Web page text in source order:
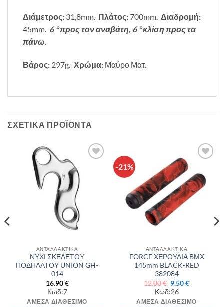
Διάμετρος: 31,8mm. Πλάτος: 700mm. Διαδρομή:
45mm. 6 ° προς τον αναβάτη, 6 ° κλίση προς τα
πάνω.
Βάρος: 297g. Χρώμα: Μαύρο Ματ.
ΣΧΕΤΙΚΆ ΠΡΟΪΌΝΤΑ
Πρόσθήκη
στην λίστα
επιθυμιών
ΑΝΤΑΛΛΑΚΤΙΚΑ
ΝΥΧΙ ΣΚΕΛΕΤΟΥ
ΠΟΔΗΛΑΤΟΥ UNION GH-
014
16.90€
Κωδ:7
ΆΜΕΣΑ ΔΙΑΘΈΣΙΜΟ
-21%
Πρόσθήκη
στην λίστα
επιθυμιών
ΑΝΤΑΛΛΑΚΤΙΚΑ
FORCE ΧΕΡΟΥΛΙΑ ΒΜΧ
145mm BLACK-RED
382084
12.00€ Original
price
was:
12.00 €.
9.50€Η
είναι:
Κωδ:26
ΆΜΕΣΑ ΔΙΑΘΈΣΙΜΟ